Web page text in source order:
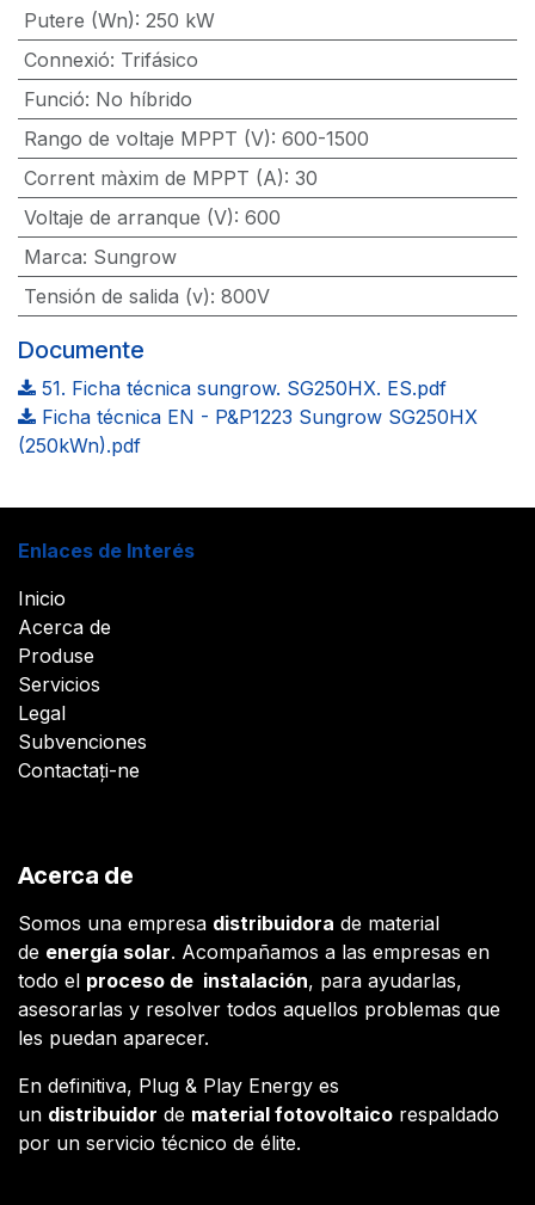
Putere (Wn): 250 kW
Connexió: Trifásico
Funció: No híbrido
Rango de voltaje MPPT (V): 600-1500
Corrent màxim de MPPT (A): 30
Voltaje de arranque (V): 600
Marca: Sungrow
Tensión de salida (v): 800V
Documente
51. Ficha técnica sungrow. SG250HX. ES.pdf
Ficha técnica EN - P&P1223 Sungrow SG250HX
(250kWn).pdf
Enlaces de Interés
Inicio
Acerca de
Produse
Servicios
Legal
Subvenciones
Contactați-ne
Acerca de
Somos una empresa distribuidora de material
de energía solar. Acompañamos a las empresas en
todo el proceso de instalación, para ayudarlas,
asesorarlas y resolver todos aquellos problemas que
les puedan aparecer.
En definitiva, Plug & Play Energy es
un distribuidor de material fotovoltaico respaldado
por un servicio técnico de élite.